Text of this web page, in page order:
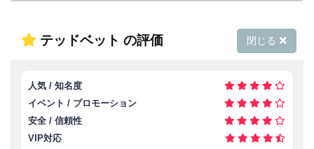
テッドベット の評価 閉じる
人気 / 知名度
イベント / プロモーション
安全 / 信頼性
VIP対応